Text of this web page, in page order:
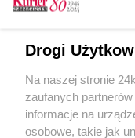
Drogi
Na naszej stronie
zaufanych
informacje na
osobowe, takie jak